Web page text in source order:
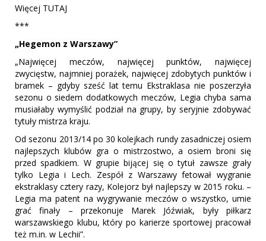
Więcej TUTAJ
***
„Hegemon z Warszawy”
„Najwięcej meczów, najwięcej punktów, najwięcej
zwycięstw, najmniej porażek, najwięcej zdobytych punktów i
bramek – gdyby sześć lat temu Ekstraklasa nie poszerzyła
sezonu o siedem dodatkowych meczów, Legia chyba sama
musiałaby wymyślić podział na grupy, by seryjnie zdobywać
tytuły mistrza kraju.
Od sezonu 2013/14 po 30 kolejkach rundy zasadniczej osiem
najlepszych klubów gra o mistrzostwo, a osiem broni się
przed spadkiem. W grupie bijącej się o tytuł zawsze grały
tylko Legia i Lech. Zespół z Warszawy fetował wygranie
ekstraklasy cztery razy, Kolejorz był najlepszy w 2015 roku. –
Legia ma patent na wygrywanie meczów o wszystko, umie
grać finały – przekonuje Marek Jóźwiak, były piłkarz
warszawskiego klubu, który po karierze sportowej pracował
też m.in. w Lechii”.